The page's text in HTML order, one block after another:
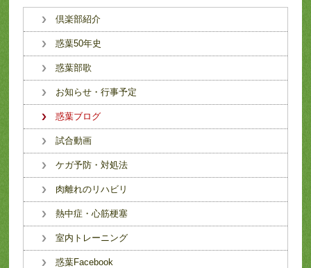
倶楽部紹介
惑葉50年史
惑葉部歌
お知らせ・行事予定
惑葉ブログ
試合動画
ケガ予防・対処法
肉離れのリハビリ
熱中症・心筋梗塞
室内トレーニング
惑葉Facebook